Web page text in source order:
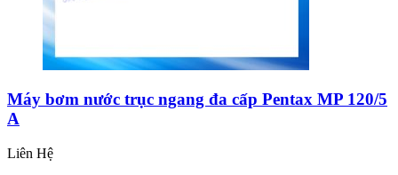
Máy bơm nước trục ngang đa cấp Pentax MP 120/5
A
Liên Hệ